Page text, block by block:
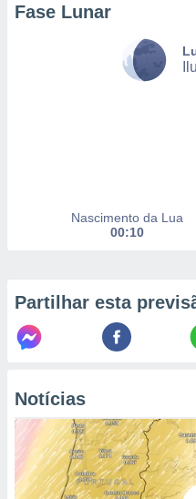
e melhorar
dados
Fase Lunar
Nascimento da Lua
00:10
Partilhar esta
Notícias